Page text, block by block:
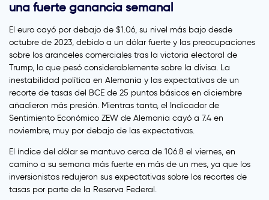
una fuerte ganancia semanal
El euro cayó por debajo de $1.06, su nivel más bajo desde
octubre de 2023, debido a un dólar fuerte y las preocupaciones
sobre los aranceles comerciales tras la victoria electoral de
Trump, lo que pesó considerablemente sobre la divisa. La
inestabilidad política en Alemania y las expectativas de un
recorte de tasas del BCE de 25 puntos básicos en diciembre
añadieron más presión. Mientras tanto, el Indicador de
Sentimiento Económico ZEW de Alemania cayó a 7.4 en
noviembre, muy por debajo de las expectativas.
El índice del dólar se mantuvo cerca de 106.8 el viernes, en
camino a su semana más fuerte en más de un mes, ya que los
inversionistas redujeron sus expectativas sobre los recortes de
tasas por parte de la Reserva Federal.